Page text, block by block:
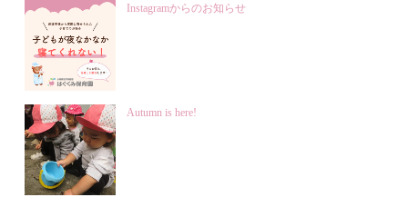
Instagramからのお知らせ
Autumn is here!